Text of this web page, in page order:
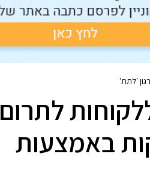
'לתת'
לתרום
באמצעות